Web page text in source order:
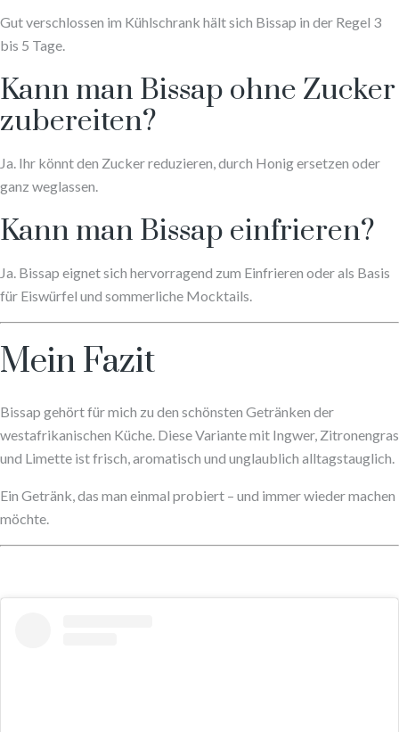
Gut verschlossen im Kühlschrank hält sich Bissap in der Regel 3
bis 5 Tage.
Kann man Bissap ohne Zucker
zubereiten?
Ja. Ihr könnt den Zucker reduzieren, durch Honig ersetzen oder
ganz weglassen.
Kann man Bissap einfrieren?
Ja. Bissap eignet sich hervorragend zum Einfrieren oder als Basis
für Eiswürfel und sommerliche Mocktails.
Mein Fazit
Bissap gehört für mich zu den schönsten Getränken der
westafrikanischen Küche. Diese Variante mit Ingwer, Zitronengras
und Limette ist frisch, aromatisch und unglaublich alltagstauglich.
Ein Getränk, das man einmal probiert – und immer wieder machen
möchte.